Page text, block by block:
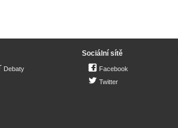
Debaty
Sociální sítě
Facebook
Twitter